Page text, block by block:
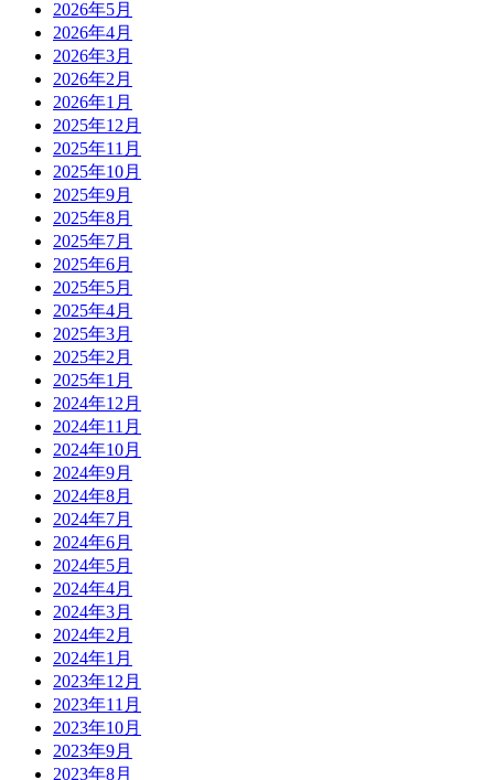
2026年5月
2026年4月
2026年3月
2026年2月
2026年1月
2025年12月
2025年11月
2025年10月
2025年9月
2025年8月
2025年7月
2025年6月
2025年5月
2025年4月
2025年3月
2025年2月
2025年1月
2024年12月
2024年11月
2024年10月
2024年9月
2024年8月
2024年7月
2024年6月
2024年5月
2024年4月
2024年3月
2024年2月
2024年1月
2023年12月
2023年11月
2023年10月
2023年9月
2023年8月